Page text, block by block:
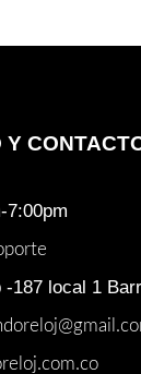
Y
7:00pm
-187 local 1